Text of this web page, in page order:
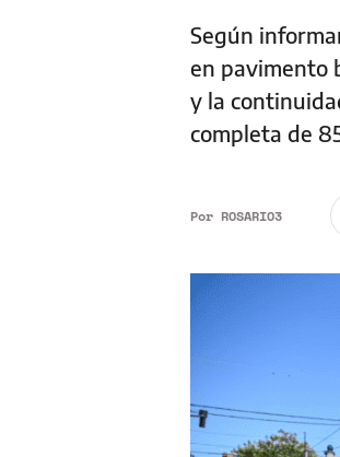
Según
en pavimento
y la
completa de
Por ROSARIO3